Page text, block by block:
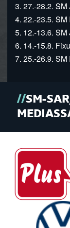
3. 27.-28.2. SM
4. 22.-23.5. SM
5. 12.-13.6. SM
6. 14.-15.8.
7. 25.-26.9. SM
SM-